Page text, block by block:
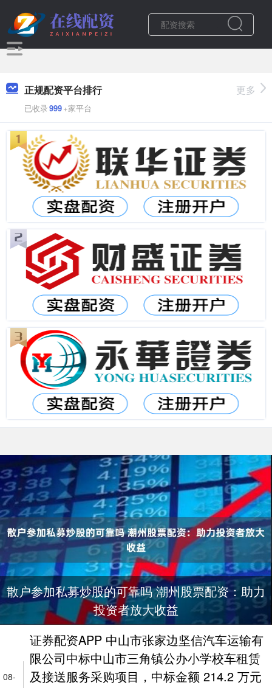
正规配资平台排行
已收录999+家平台
更多
散户参加私募炒股的可靠吗 潮州股票配资：助力
投资者放大收益
08-
证券配资APP 中山市张家边坚信汽车运输有
限公司中标中山市三角镇公办小学校车租赁
及接送服务采购项目，中标金额 214.2 万元